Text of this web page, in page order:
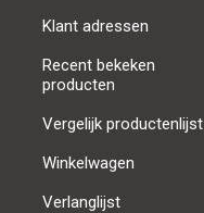
Klant adressen
Recent bekeken
producten
Vergelijk productenlijst
Winkelwagen
Verlanglijst